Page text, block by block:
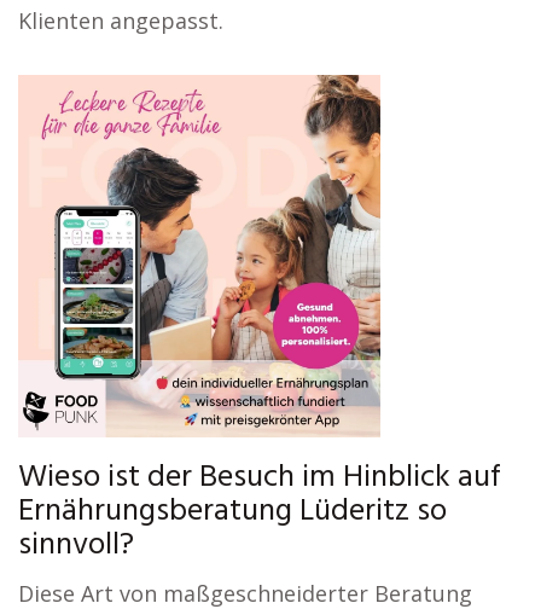
Klienten angepasst.
Wieso ist der Besuch im Hinblick auf
Ernährungsberatung Lüderitz so
sinnvoll?
Diese Art von maßgeschneiderter Beratung